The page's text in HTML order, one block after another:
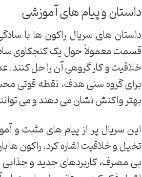
داستان و پیام های آموزشی
داستان های سریال راکون ها با
قسمت معمولاً حول یک کنجکاوی
خلاقیت و کار گروهی آن را حل کنند.
برای گروه سنی هدف، نقطه قوتی
بهتر واکنش نشان می دهند و می
این سریال پر از پیام های مثبت و
تخیل و خلاقیت اشاره کرد. راکون ها
بی مصرف، کاربردهای جدید و جذابی